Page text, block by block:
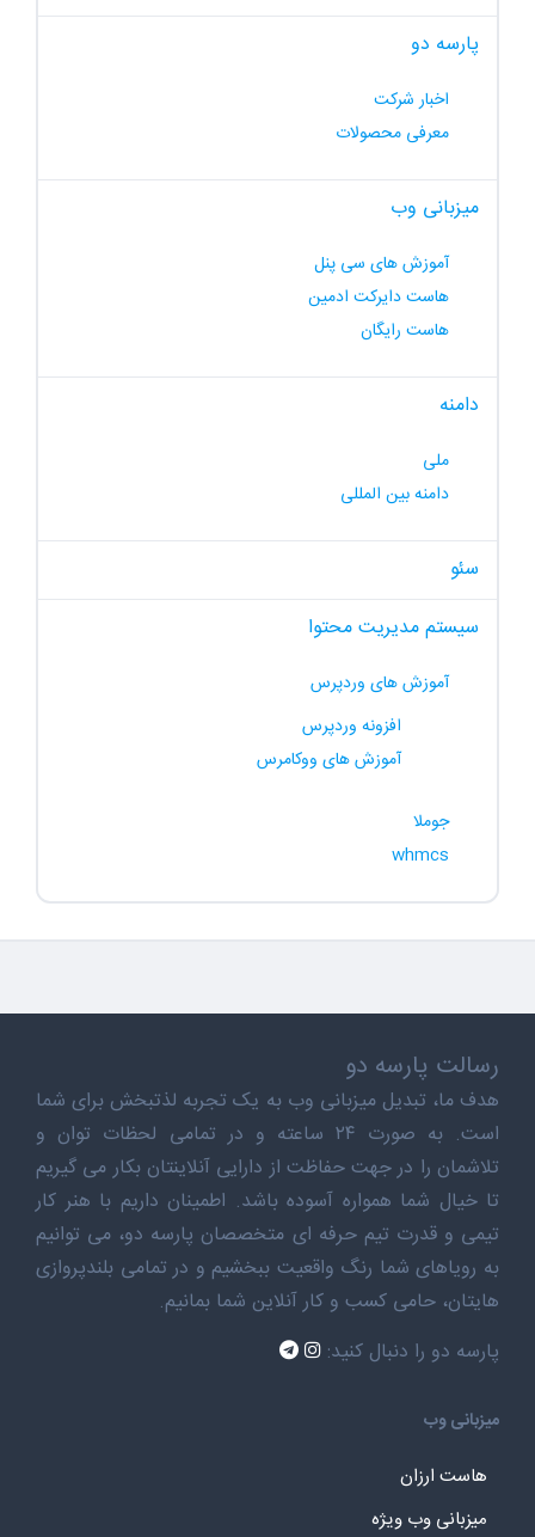
پارسه دو
اخبار شرکت
معرفی محصولات
میزبانی وب
آموزش های سی پنل
هاست دایرکت ادمین
هاست رایگان
دامنه
ملی
دامنه بین المللی
سئو
سیستم مدیریت محتوا
آموزش های وردپرس
افزونه وردپرس
آموزش های ووکامرس
جوملا
whmcs
رسالت پارسه دو
هدف ما، تبدیل میزبانی وب به یک تجربه لذتبخش برای شما
است. به صورت ۲۴ ساعته و در تمامی لحظات توان و
تلاشمان را در جهت حفاظت از دارایی آنلاینتان بکار می گیریم
تا خیال شما همواره آسوده باشد. اطمینان داریم با هنر کار
تیمی و قدرت تیم حرفه ای متخصصان پارسه دو، می توانیم
به رویاهای شما رنگ واقعیت ببخشیم و در تمامی بلندپروازی
هایتان، حامی کسب و کار آنلاین شما بمانیم.
پارسه دو را دنبال کنید:
میزبانی وب
هاست ارزان
میزبانی وب ویژه